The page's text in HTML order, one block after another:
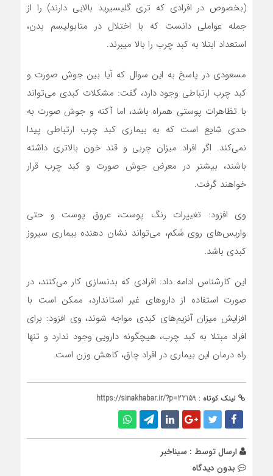
(بخصوص در افرادی که تری گلیسیرید بالایی دارند) را از
جمله عواملی دانست که با اختلال در متابولیسم بدن،
استعداد ابتلا به کبد چرب را بالا میبرند.
مسعودی در پاسخ به این سوال که آیا بین جوش صورت و
کبد چرب ارتباطی وجود دارد، گفت: مشکلات کبدی می‌تواند
با تظاهرات پوستی همراه باشد، اما آکنه و جوش صورت به
حدی شایع است که به بیماری کبد چرب ارتباطی پیدا
نمی‌کند. اگر افراد میزان چربی و قند خون بالاتری داشته
باشند، بیشتر در معرض جوش صورت و کبد چرب قرار
خواهند گرفت.
وی افزود: تغییرات رنگ پوست، عروق پوست و حتی
واریس‌های روی شکم، می‌تواند نشان دهنده بیماری سیروز
کبدی باشد.
این کارشناس ادامه داد: افرادی که بدنسازی کار می‌کنند، در
صورت استفاده از دارو‌های غیر استاندارد، ممکن است با
افزایش میزان آنزیم‌های کبدی مواجه شوند، وی افزود: برای
افراد مبتلا به کبد چرب، هیچگونه دارویی وجود ندارد و تنها
راه درمان این بیماری در افراد چاق، کاهش وزن است.
لینک کوتاه : https://sinakhabar.ir/?p=22159
ارسال توسط : سیناخبر
بدون دیدگاه